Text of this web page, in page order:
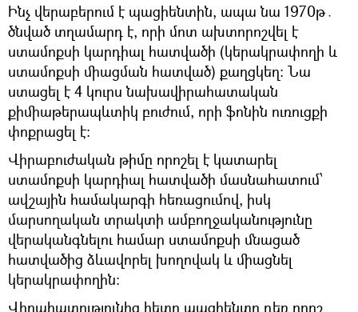
Ինչ վերաբերում է պացիենտին, ապա նա 1970թ․
ծնված տղամարդ է, որի մոտ ախտորոշվել է
ստամոքսի կարդիալ հատվածի (կերակրափողի և
ստամոքսի միացման հատված) քաղցկեղ։ Նա
ստացել է 4 կուրս նախավիրահատական
քիմիաթերապևտիկ բուժում, որի ֆոնին ուռուցքի
փոքրացել է։
Վիրաբուժական թիմը որոշել է կատարել
ստամոքսի կարդիալ հատվածի մասնահատում՝
ավշային համակարգի հեռացումով, իսկ
մարսողական տրակտի ամբողջականությունը
վերականգնելու համար ստամոքսի մնացած
հատվածից ձևավորել խողովակ և միացնել
կերակրափողին։
Վիրահատությունից հետո պացիենտը դեռ որոշ